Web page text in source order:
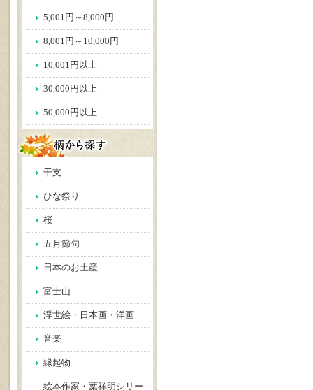
5,001円～8,000円
8,001円～10,000円
10,001円以上
30,000円以上
50,000円以上
干支
ひな祭り
桜
五月節句
日本のお土産
富士山
浮世絵・日本画・洋画
音楽
縁起物
絵本作家・葉祥明シリー